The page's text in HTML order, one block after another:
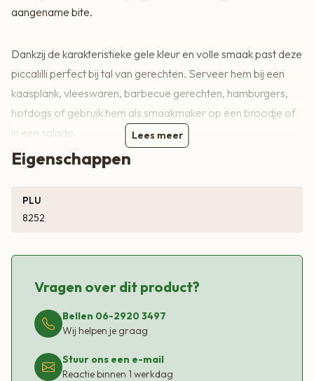
aangename bite.
Dankzij de karakteristieke gele kleur en volle smaak past deze
piccalilli perfect bij tal van gerechten. Serveer hem bij een
kaasplank, vleeswaren, barbecue gerechten, hamburgers,
hotdogs of gebruik hem als smaakmaker op een broodje of
in een salade.
brengt Kroon Pickles Piccalilli een vertrouwde smaak op
tafel. Een veelzijdige saus die zowel dagelijkse maaltijden als
Lees meer
Eigenschappen
PLU
8252
Vragen over dit product?
Bellen 06-2920 3497
Wij helpen je graag
Stuur ons een e-mail
Reactie binnen 1 werkdag